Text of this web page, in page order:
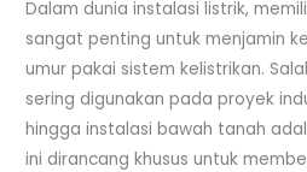
Dalam dunia instalasi listrik,
sangat penting untuk menjamin
umur pakai sistem kelistrikan.
sering digunakan pada proyek
hingga instalasi bawah tanah
ini dirancang khusus untuk